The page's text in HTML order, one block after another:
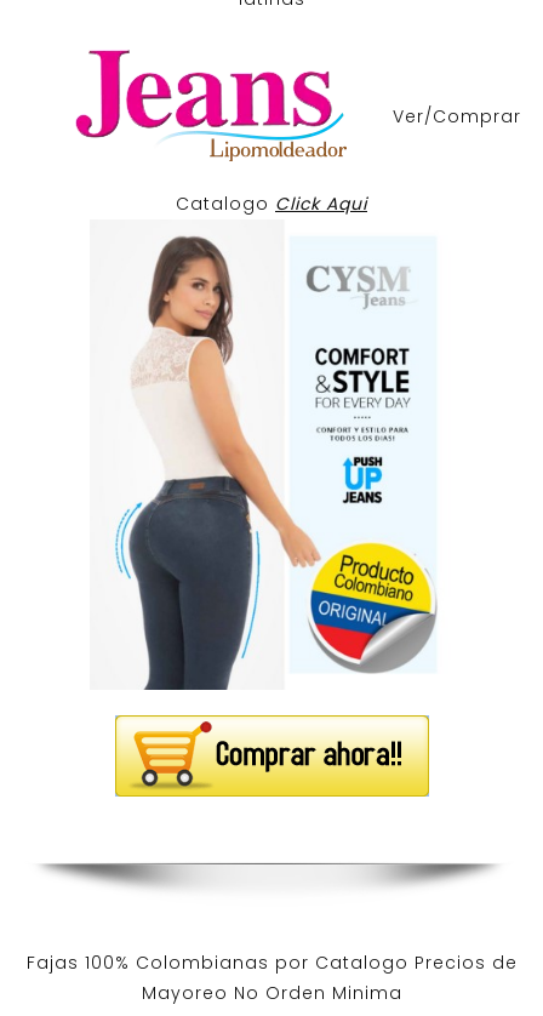
Ver/Comprar
Catalogo Click Aqui
Fajas 100% Colombianas por Catalogo Precios de
Mayoreo No Orden Minima